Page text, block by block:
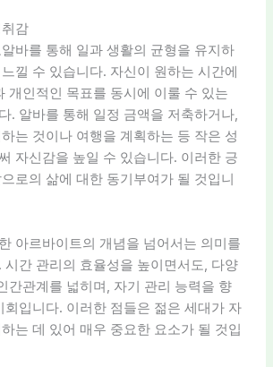
감
바를 통해 일과 생활의 균형을 유지하
낄 수 있습니다. 자신이 원하는 시간에
개인적인 목표를 동시에 이룰 수 있는
. 알바를 통해 일정 금액을 저축하거나,
는 것이나 여행을 계획하는 등 작은 성
자신감을 높일 수 있습니다. 이러한 긍
로의 삶에 대한 동기부여가 될 것입니
아르바이트의 개념을 넘어서는 의미를
시간 관리의 효율성을 높이면서도, 다양
간관계를 넓히며, 자기 관리 능력을 향
회입니다. 이러한 점들은 젊은 세대가 자
는 데 있어 매우 중요한 요소가 될 것입